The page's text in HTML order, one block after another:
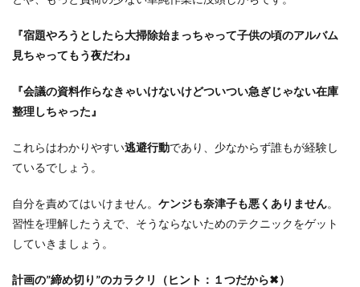
『宿題やろうとしたら大掃除始まっちゃって子供の頃のアルバム
見ちゃってもう夜だわ』
『会議の資料作らなきゃいけないけどついつい急ぎじゃない在庫
整理しちゃった』
これらはわかりやすい逃避行動であり、少なからず誰もが経験し
ているでしょう。
自分を責めてはいけません。 ケンジも奈津子も悪くありません。
習性を理解したうえで、そうならないためのテクニックをゲット
していきましょう。
計画の”締め切り”のカラクリ （ヒント：１つだから✖）